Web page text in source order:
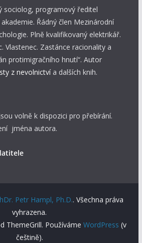
sociolog, programový ředitel
Řádný člen Mezinárodní
Plně kvalifikovaný elektrikář.
Vlastenec. Zastánce racionality a
protimigračního hnutí“. Autor
z nevolnictví a dalších knih.
volně k dispozici pro přebírání.
jména autora.
Petr Hampl, Ph.D.. Všechna práva
vyhrazena.
ThemeGrill. PoužívámeWordPress (v
češtině).